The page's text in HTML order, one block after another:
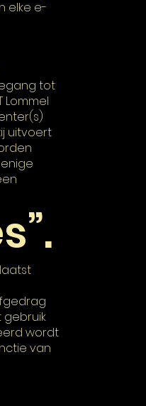
elke e-
tot
Lommel
uitvoert
gebruik
wordt
van